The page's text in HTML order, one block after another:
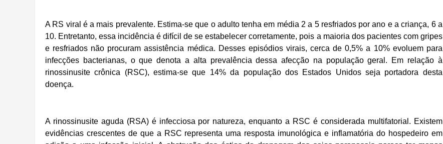
A RS viral é a mais prevalente. Estima-se que o adulto tenha em média 2 a 5 resfriados por ano e a criança, 6 a
10. Entretanto, essa incidência é difícil de se estabelecer corretamente, pois a maioria dos pacientes com gripes
e resfriados não procuram assistência médica. Desses episódios virais, cerca de 0,5% a 10% evoluem para
infecções bacterianas, o que denota a alta prevalência dessa afecção na população geral. Em relação à
rinossinusite crônica (RSC), estima-se que 14% da população dos Estados Unidos seja portadora desta
doença.
A rinossinusite aguda (RSA) é infecciosa por natureza, enquanto a RSC é considerada multifatorial. Existem
evidências crescentes de que a RSC representa uma resposta imunológica e inflamatória do hospedeiro em